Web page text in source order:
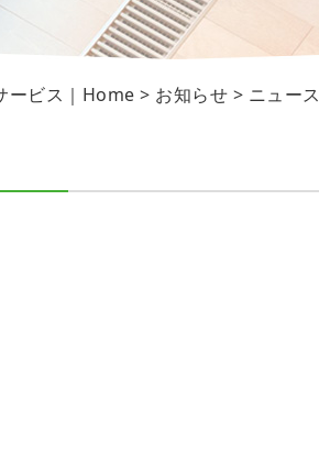
ービス｜Home > お知らせ > ニュース